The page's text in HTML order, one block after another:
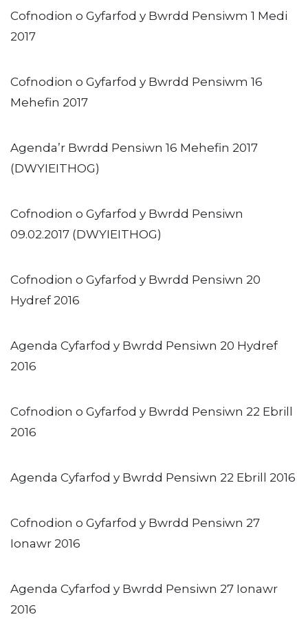
Cofnodion o Gyfarfod y Bwrdd Pensiwm 1 Medi
2017
Cofnodion o Gyfarfod y Bwrdd Pensiwm 16
Mehefin 2017
Agenda’r Bwrdd Pensiwn 16 Mehefin 2017
(DWYIEITHOG)
Cofnodion o Gyfarfod y Bwrdd Pensiwn
09.02.2017 (DWYIEITHOG)
Cofnodion o Gyfarfod y Bwrdd Pensiwn 20
Hydref 2016
Agenda Cyfarfod y Bwrdd Pensiwn 20 Hydref
2016
Cofnodion o Gyfarfod y Bwrdd Pensiwn 22 Ebrill
2016
Agenda Cyfarfod y Bwrdd Pensiwn 22 Ebrill 2016
Cofnodion o Gyfarfod y Bwrdd Pensiwn 27
Ionawr 2016
Agenda Cyfarfod y Bwrdd Pensiwn 27 Ionawr
2016